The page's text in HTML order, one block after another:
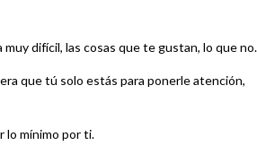
difícil, las cosas que te gustan, lo que
que tú solo estás para ponerle atención,
lo mínimo por ti.